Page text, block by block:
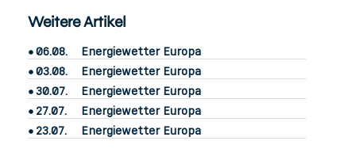
Weitere Artikel
06.08.
Energiewetter Europa
03.08.
Energiewetter Europa
30.07.
Energiewetter Europa
27.07.
Energiewetter Europa
23.07.
Energiewetter Europa